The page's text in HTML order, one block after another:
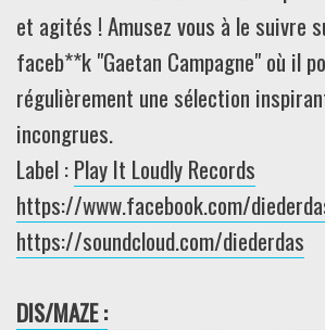
et agités ! Amusez vous à le suivre
faceb**k "Gaetan Campagne" où il
régulièrement une sélection
incongrues.
Label :Play It Loudly Records
https://www.facebook.com/
https://soundcloud.com/diederdas
DIS/MAZE :